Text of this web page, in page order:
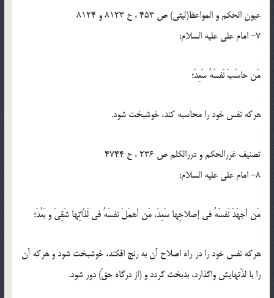
عیون الحکم و المواعظ(لیثی) ص 453 ، ح 8123 و 8124
7- امام على عليه السلام:
مَن حاسَبَ نَفسَهُ سَعِدَ؛
هركه نفس خود را محاسبه كند، خوشبخت شود.
تصنیف غررالحکم و دررالکلم ص 236 ، ح 4744
8- امام على عليه السلام:
مَن أجهَدَ نَفسَهُ في إصلاحِها سَعِدَ، مَن أهمَلَ نفسَهُ في لَذّاتِها شَقِيَ و بَعُدَ؛
هركه نفس خود را در راه اصلاح آن به رنج افكند، خوشبخت شود و هركه آن
را با لذّتهايش واگذارد، بدبخت گردد و (از درگاه حقّ) دور شود.